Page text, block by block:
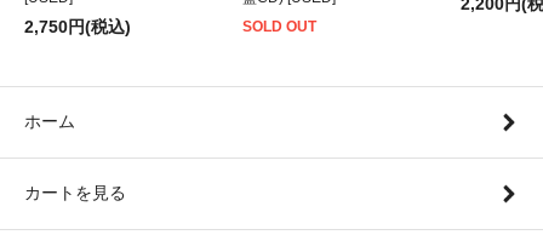
2,750円(税込)
SOLD OUT
ホーム
カートを見る